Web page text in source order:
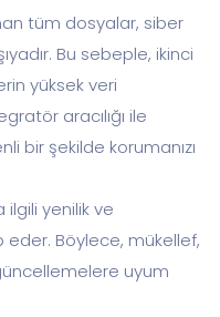
tüm dosyalar, siber
Bu sebeple, ikinci
yüksek veri
aracılığı ile
bir şekilde korumanızı
yenilik ve
Böylece, mükellef,
uyum